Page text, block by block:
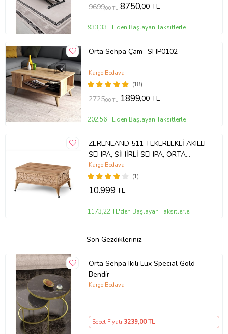
9699,00 TL 8750,00 TL
933,33 TL'den Başlayan Taksitlerle
Orta Sehpa Çam- SHP0102
(18)
Kargo Bedava
2725,00 TL 1899,00 TL
202,56 TL'den Başlayan Taksitlerle
ZERENLAND 511 TEKERLEKLİ AKILLI
SEHPA, SİHİRLİ SEHPA, ORTA
SEHPA, LAPTOP MASASI
(1)
Kargo Bedava
10.999TL
1173,22 TL'den Başlayan Taksitlerle
Son Gezdikleriniz
Orta Sehpa Ikili Lüx Specıal Gold
Bendir
Kargo Bedava
Sepet Fiyatı 3239,00 TL